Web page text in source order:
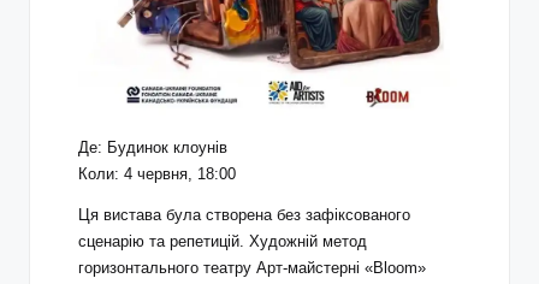
Де: Будинок клоунів
Коли: 4 червня, 18:00
Ця вистава була створена без зафіксованого
сценарію та репетицій. Художній метод
горизонтального театру Арт-майстерні «Bloom»